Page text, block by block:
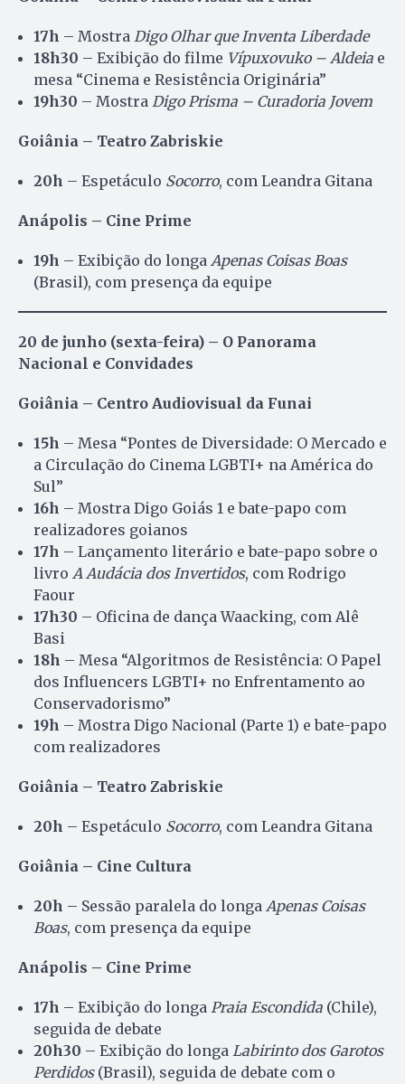
17h – Mostra Digo Olhar que Inventa Liberdade
18h30 – Exibição do filme Vípuxovuko – Aldeia e
mesa “Cinema e Resistência Originária”
19h30 – Mostra Digo Prisma – Curadoria Jovem
Goiânia – Teatro Zabriskie
20h – Espetáculo Socorro, com Leandra Gitana
Anápolis – Cine Prime
19h – Exibição do longa Apenas Coisas Boas
(Brasil), com presença da equipe
20 de junho (sexta-feira) – O Panorama
Nacional e Convidades
Goiânia – Centro Audiovisual da Funai
15h – Mesa “Pontes de Diversidade: O Mercado e
a Circulação do Cinema LGBTI+ na América do
Sul”
16h – Mostra Digo Goiás 1 e bate-papo com
realizadores goianos
17h – Lançamento literário e bate-papo sobre o
livro A Audácia dos Invertidos, com Rodrigo
Faour
17h30 – Oficina de dança Waacking, com Alê
Basi
18h – Mesa “Algoritmos de Resistência: O Papel
dos Influencers LGBTI+ no Enfrentamento ao
Conservadorismo”
19h – Mostra Digo Nacional (Parte 1) e bate-papo
com realizadores
Goiânia – Teatro Zabriskie
20h – Espetáculo Socorro, com Leandra Gitana
Goiânia – Cine Cultura
20h – Sessão paralela do longa Apenas Coisas
Boas, com presença da equipe
Anápolis – Cine Prime
17h – Exibição do longa Praia Escondida (Chile),
seguida de debate
20h30 – Exibição do longa Labirinto dos Garotos
Perdidos(Brasil), seguida de debate com o